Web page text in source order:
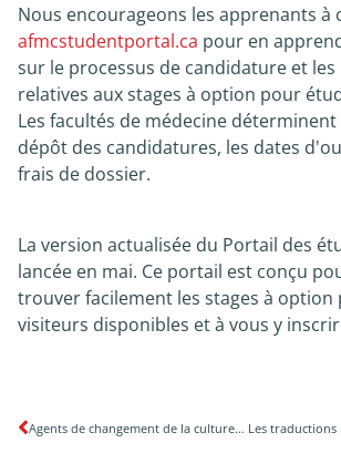
Nous encourageons les apprenants à
afmcstudentportal.ca pour en
sur le processus de candidature et
relatives aux stages à option pour
Les facultés de médecine
dépôt des candidatures, les dates
frais de dossier.
La version actualisée du Portail des
lancée en mai. Ce portail est conçu
trouver facilement les stages à
visiteurs disponibles et à vous y
Agents de changement de la culture médicale